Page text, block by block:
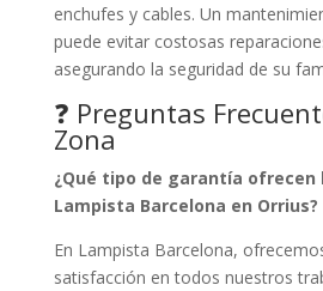
enchufes y cables. Un
puede evitar costosas
asegurando la seguridad de su
❓ Preguntas
Zona
¿Qué tipo de garantía ofrecen
Lampista Barcelona en Orrius?
En Lampista Barcelona,
satisfacción en todos nuestros